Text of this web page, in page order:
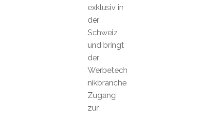
exklusiv in
der
Schweiz
und bringt
der
Werbetech
nikbranche
Zugang
zur